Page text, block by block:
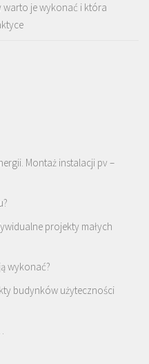
warto je wykonać i która
Montaż instalacji pv –
projekty małych
wykonać?
budynków użyteczności